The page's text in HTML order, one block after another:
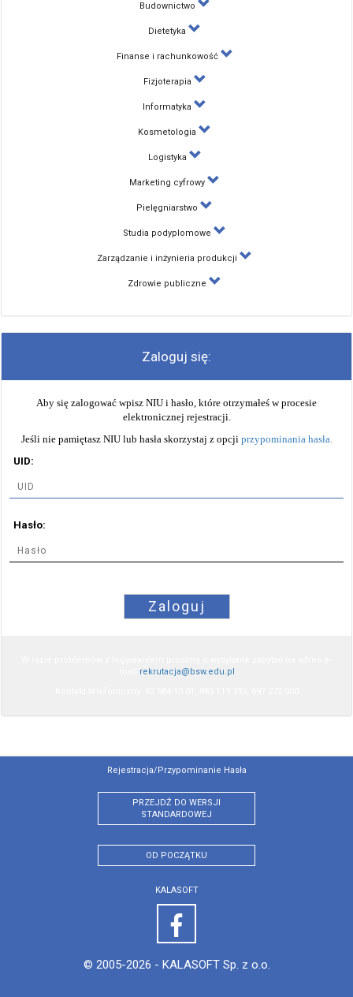
Budownictwo
Dietetyka
Finanse i rachunkowość
Fizjoterapia
Informatyka
Kosmetologia
Logistyka
Marketing cyfrowy
Pielęgniarstwo
Studia podyplomowe
Zarządzanie i inżynieria produkcji
Zdrowie publiczne
Zaloguj się:
Aby się zalogować wpisz NIU i hasło, które otrzymałeś w procesie
elektronicznej rejestracji.
Jeśli nie pamiętasz NIU lub hasła skorzystaj z opcji przypominania hasła.
UID:
Hasło:
Zaloguj
rekrutacja@bsw.edu.pl
Rejestracja/przypominanie Hasła
PRZEJDŹ DO WERSJI
STANDARDOWEJ
OD POCZĄTKU
KALASOFT
© 2005-2026 - KALASOFT Sp. z o.o.